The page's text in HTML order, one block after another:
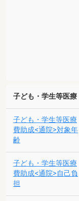
子ども・学生等医療
子ども・学生等医療
費助成<通院>対象年
齢
子ども・学生等医療
費助成<通院>自己負
担